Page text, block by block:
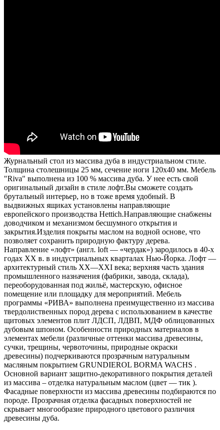
Журнальный стол из массива дуба в индустриальном стиле.
Толщина столешницы 25 мм, сечение ноги 120х40 мм. Мебель
"Riva" выполнена из 100 % массива дуба. У нее есть свой
оригинальный дизайн в стиле лофт.Вы сможете создать
брутальный интерьер, но в тоже время удобный. В
выдвижных ящиках установлены направляющие
европейского производства Hettich.Направляющие снабжены
доводчиком и механизмом бесшумного открытия и
закрытия.Изделия покрыты маслом на водной основе, что
позволяет сохранить природную фактуру дерева.
Направление «лофт» (англ. loft — «чердак») зародилось в 40-х
годах XX в. в индустриальных кварталах Нью-Йорка. Лофт —
архитектурный стиль XX—XXI века; верхняя часть здания
промышленного назначения (фабрики, завода, склада),
переоборудованная под жильё, мастерскую, офисное
помещение или площадку для мероприятий. Мебель
программы «РИВА» выполнена преимущественно из массива
твердолиственных пород дерева с использованием в качестве
щитовых элементов плит ЛДСП, ЛДВП, МДФ облицованных
дубовым шпоном. Особенности природных материалов в
элементах мебели (различные оттенки массива древесины,
сучки, трещины, червоточины, природные окраски
древесины) подчеркиваются прозрачным натуральным
масляным покрытием GRUNDIEROL BORMA WACHS .
Основной вариант защитно-декоративного покрытия деталей
из массива – отделка натуральным маслом (цвет — тик ).
Фасадные поверхности из массива древесины подбираются по
породе. Прозрачная отделка фасадных поверхностей не
скрывает многообразие природного цветового различия
древесины дуба.